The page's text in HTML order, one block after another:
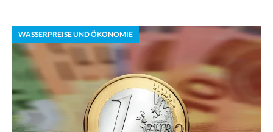
WASSERPREISE UND ÖKONOMIE